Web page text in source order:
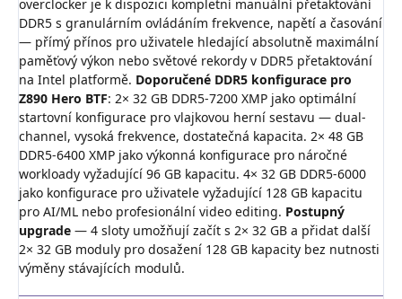
overclocker je k dispozici kompletní manuální přetaktování
DDR5 s granulárním ovládáním frekvence, napětí a časování
— přímý přínos pro uživatele hledající absolutně maximální
paměťový výkon nebo světové rekordy v DDR5 přetaktování
na Intel platformě. Doporučené DDR5 konfigurace pro
Z890 Hero BTF: 2× 32 GB DDR5-7200 XMP jako optimální
startovní konfigurace pro vlajkovou herní sestavu — dual-
channel, vysoká frekvence, dostatečná kapacita. 2× 48 GB
DDR5-6400 XMP jako výkonná konfigurace pro náročné
workloady vyžadující 96 GB kapacitu. 4× 32 GB DDR5-6000
jako konfigurace pro uživatele vyžadující 128 GB kapacitu
pro AI/ML nebo profesionální video editing. Postupný
upgrade — 4 sloty umožňují začít s 2× 32 GB a přidat další
2× 32 GB moduly pro dosažení 128 GB kapacity bez nutnosti
výměny stávajících modulů.